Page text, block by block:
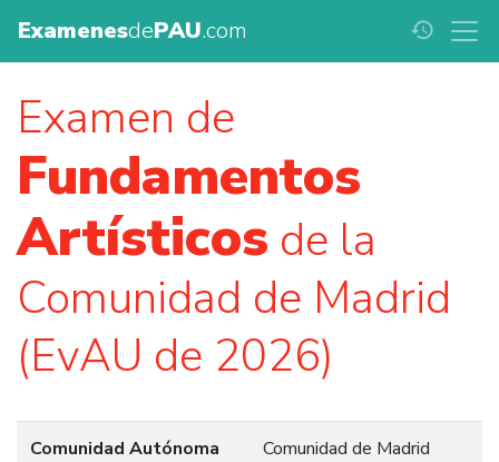
ExamenesdePAU.com history
Examen de
Fundamentos
Artísticos de la
Comunidad de Madrid
(EvAU de 2026)
Comunidad Autónoma Comunidad de Madrid